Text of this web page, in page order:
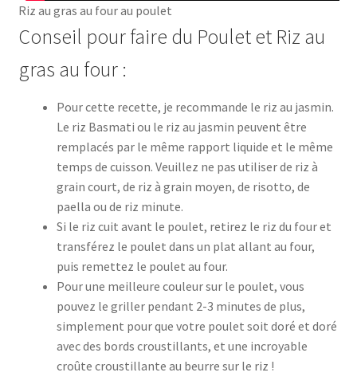
Riz au gras au four au poulet
Conseil pour faire du Poulet et Riz au
gras au four :
Pour cette recette, je recommande le riz au jasmin.
Le riz Basmati ou le riz au jasmin peuvent être
remplacés par le même rapport liquide et le même
temps de cuisson. Veuillez ne pas utiliser de riz à
grain court, de riz à grain moyen, de risotto, de
paella ou de riz minute.
Si le riz cuit avant le poulet, retirez le riz du four et
transférez le poulet dans un plat allant au four,
puis remettez le poulet au four.
Pour une meilleure couleur sur le poulet, vous
pouvez le griller pendant 2-3 minutes de plus,
simplement pour que votre poulet soit doré et doré
avec des bords croustillants, et une incroyable
croûte croustillante au beurre sur le riz !